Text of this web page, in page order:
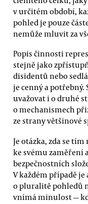
v určitém období,
pohled je pouze
nemůže mluvit za
Popis činnosti
stejně jako
disidentů nebo
je cenný a potřebný.
uvažovat i o druhé
o mechanismech
ze strany většinové
Je otázka, zda se tím
ke svému zaměření
bezpečnostních
V každém případě je
o pluralitě pohledů
vnímá minulost —